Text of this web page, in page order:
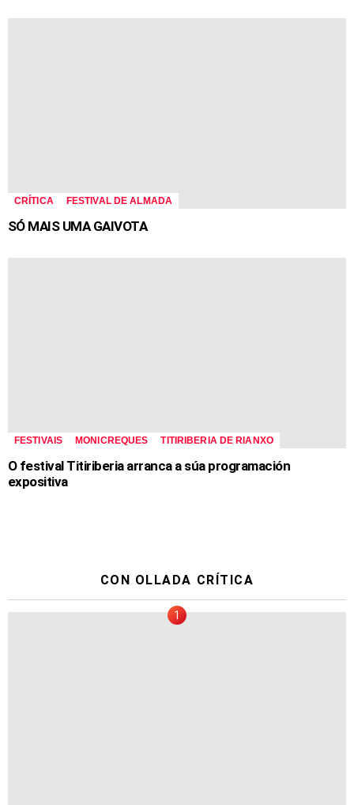
CRÍTICA FESTIVAL DE ALMADA
SÓ MAIS UMA GAIVOTA
FESTIVAIS MONICREQUES TITIRIBERIA DE RIANXO
O festival Titiriberia arranca a súa programación
expositiva
CON OLLADA CRÍTICA